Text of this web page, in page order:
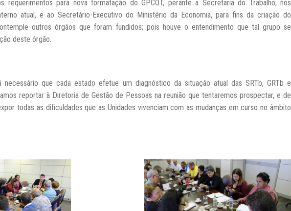
requerimentos para nova formatação do GPCOT, perante a Secretaria do Trabalho, nos
atual, e ao Secretário-Executivo do Ministério da Economia, para fins da criação do
outros órgãos que foram fundidos; pois houve o entendimento que tal grupo se
deste órgão.
necessário que cada estado efetue um diagnóstico da situação atual das SRTb, GRTb e
reportar à Diretoria de Gestão de Pessoas na reunião que tentaremos prospectar, e de
todas as dificuldades que as Unidades vivenciam com as mudanças em curso no âmbito